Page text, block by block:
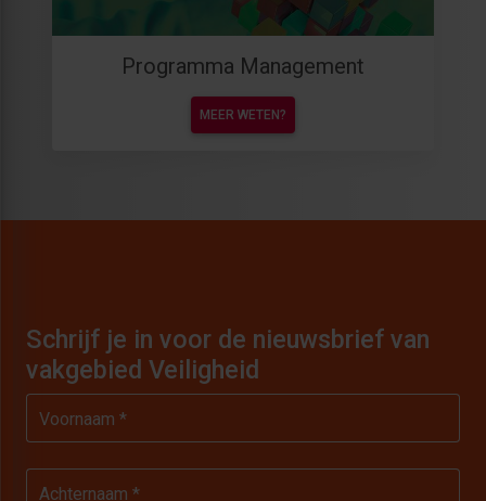
Programma Management
MEER WETEN?
Schrijf je in voor de nieuwsbrief van
vakgebied Veiligheid
Voornaam *
Achternaam *